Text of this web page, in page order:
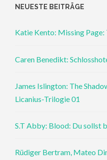
NEUESTE BEITRÄGE
Katie Kento: Missing
Caren Benedikt:
James Islington: The
Licanius-Trilogie 01
S.T Abby: Blood: Du sollst
Rüdiger Bertram, Mateo